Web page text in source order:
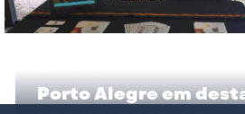
Porto Alegre em